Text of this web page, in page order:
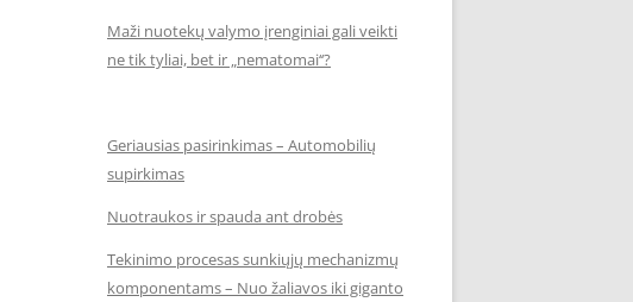
Maži nuotekų valymo įrenginiai gali veikti
ne tik tyliai, bet ir „nematomai‘‘?
Geriausias pasirinkimas – Automobilių
supirkimas
Nuotraukos ir spauda ant drobės
Tekinimo procesas sunkiųjų mechanizmų
komponentams – Nuo žaliavos iki giganto